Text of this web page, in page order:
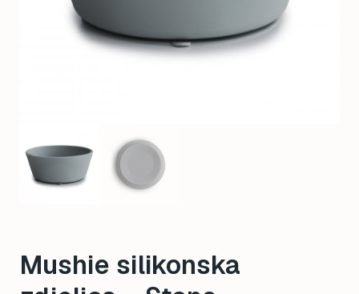
Mushie silikonska